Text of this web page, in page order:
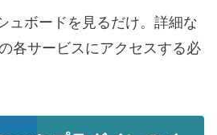
ュボードを見るだけ。詳細な
各サービスにアクセスする必